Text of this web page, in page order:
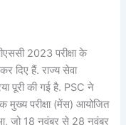
2023 परीक्षा के
दिए हैं. राज्य सेवा
पूरी की गई है. PSC ने
मुख्य परीक्षा (मेंस) आयोजित
जो 18 नवंबर से 28 नवंबर